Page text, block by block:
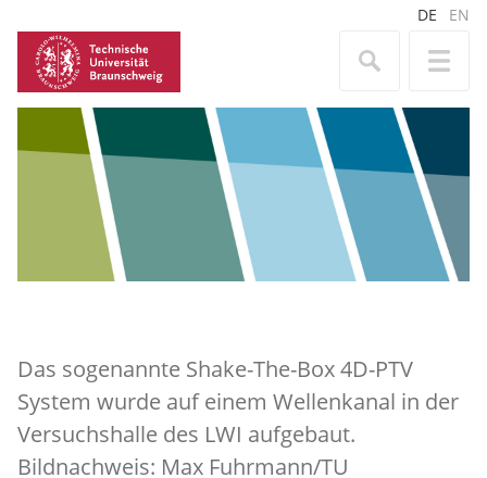
DE EN
Das sogenannte Shake-The-Box 4D-PTV
System wurde auf einem Wellenkanal in der
Versuchshalle des LWI aufgebaut.
Bildnachweis: Max Fuhrmann/TU